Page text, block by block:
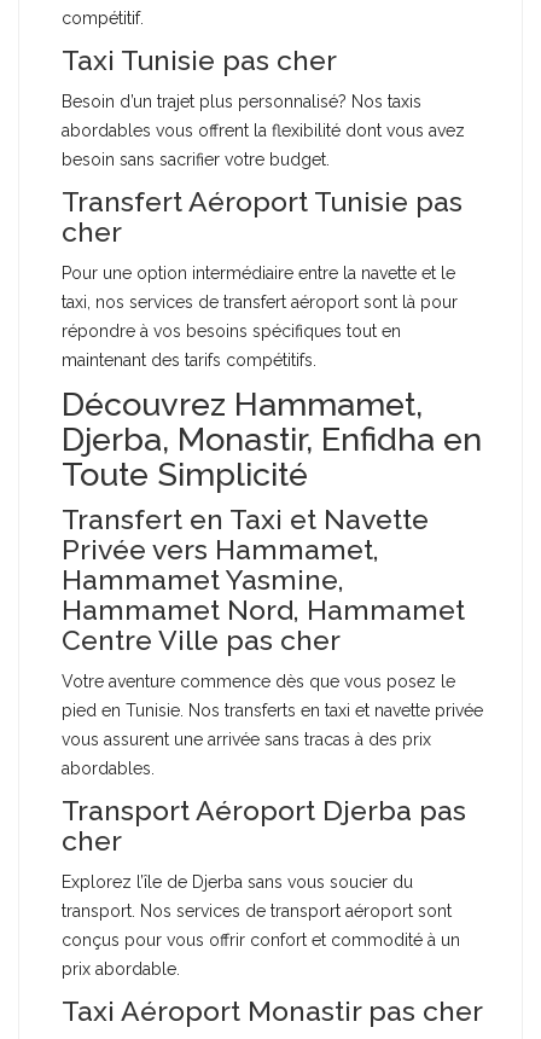
compétitif.
Taxi Tunisie pas cher
Besoin d’un trajet plus personnalisé? Nos taxis
abordables vous offrent la flexibilité dont vous avez
besoin sans sacrifier votre budget.
Transfert Aéroport Tunisie pas
cher
Pour une option intermédiaire entre la navette et le
taxi, nos services de transfert aéroport sont là pour
répondre à vos besoins spécifiques tout en
maintenant des tarifs compétitifs.
Découvrez Hammamet,
Djerba, Monastir, Enfidha en
Toute Simplicité
Transfert en Taxi et Navette
Privée vers Hammamet,
Hammamet Yasmine,
Hammamet Nord, Hammamet
Centre Ville pas cher
Votre aventure commence dès que vous posez le
pied en Tunisie. Nos transferts en taxi et navette privée
vous assurent une arrivée sans tracas à des prix
abordables.
Transport Aéroport Djerba pas
cher
Explorez l’île de Djerba sans vous soucier du
transport. Nos services de transport aéroport sont
conçus pour vous offrir confort et commodité à un
prix abordable.
Taxi Aéroport Monastir pas cher